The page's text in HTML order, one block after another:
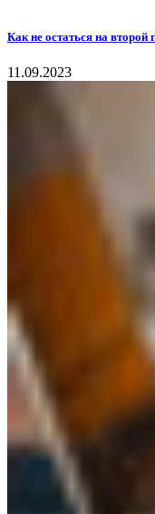
Как не остаться на
11.09.2023